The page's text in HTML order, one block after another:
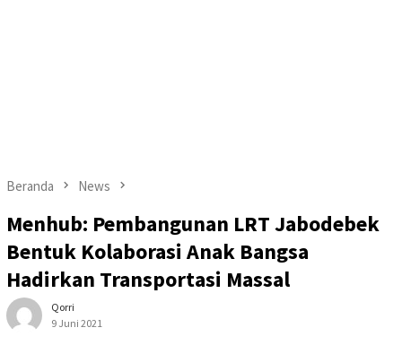
Beranda News
Menhub: Pembangunan LRT Jabodebek
Bentuk Kolaborasi Anak Bangsa
Hadirkan Transportasi Massal
Qorri
9 Juni 2021